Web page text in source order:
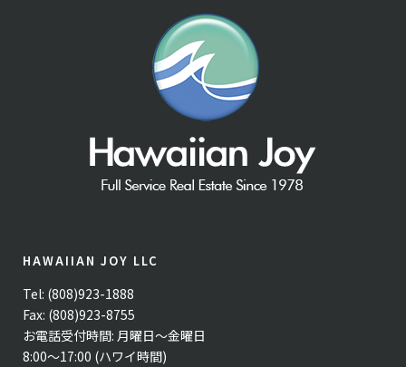
HAWAIIAN JOY LLC
Tel: (808)923-1888
Fax: (808)923-8755
お電話受付時間: 月曜日〜金曜日
8:00〜17:00 (ハワイ時間)